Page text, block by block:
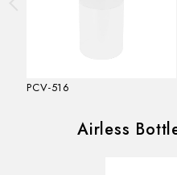
PCV-516
Airless